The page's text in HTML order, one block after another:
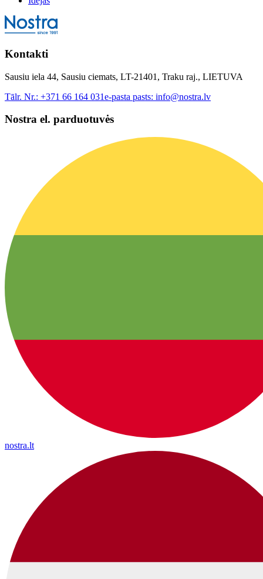
Kontakti
Sausiu iela 44, Sausiu ciemats, LT-21401, Traku raj., LIETUVA
Tālr. Nr.: +371 66 164 031e-pasta pasts: info@nostra.lv
Nostra el. parduotuvės
nostra.lt